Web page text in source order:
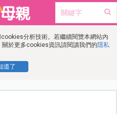
分析技術。若繼續閱覽本網站內
於更多cookies資訊請閱讀我們的隱私
道了